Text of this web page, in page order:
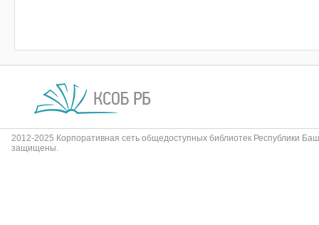
2012-2025 Корпоративная сеть общедоступных библиотек Республики
защищены.